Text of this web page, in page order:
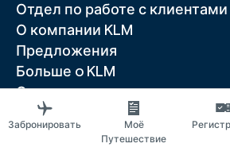
Отдел по работе с клиентами
О компании KLM
Предложения
Больше o KLM
Скачать приложение
Связанные веб-сайты
Путеводители
Забронировать
Моё
Путешествие